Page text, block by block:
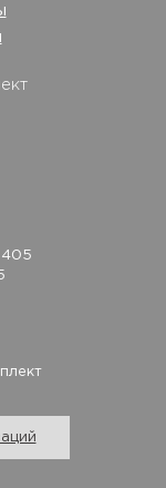
405